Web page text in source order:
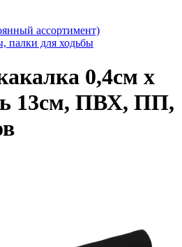
ассортимент)
палки для ходьбы
0,4см x
13см, ПВХ, ПП,